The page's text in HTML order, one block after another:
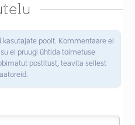
poolt. Kommentaare ei
ei pruugi ühtida toimetuse
postitust, teavita sellest